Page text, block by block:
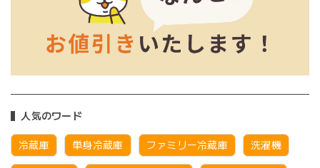
人気のワード
冷蔵庫 単身冷蔵庫 ファミリー冷蔵庫 洗濯機